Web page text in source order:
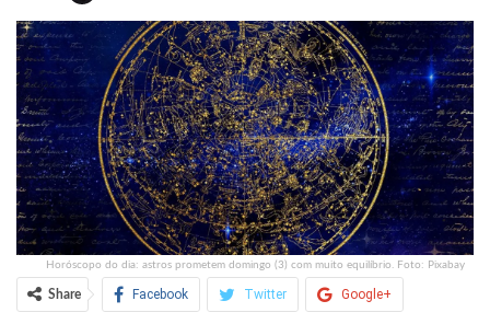
Horóscopo do dia: astros prometem domingo (3) com muito equilíbrio. Foto: Pixabay
Share Facebook Twitter Google+